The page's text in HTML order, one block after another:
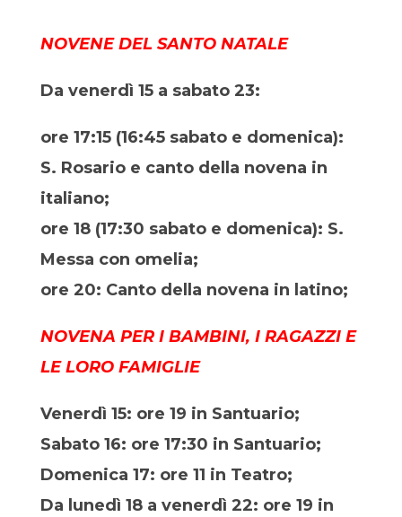
NOVENE DEL SANTO NATALE
Da venerdì 15 a sabato 23:
ore 17:15 (16:45 sabato e domenica):
S. Rosario e canto della novena in
italiano;
ore 18 (17:30 sabato e domenica): S.
Messa con omelia;
ore 20: Canto della novena in latino;
NOVENA PER I BAMBINI, I RAGAZZI E
LE LORO FAMIGLIE
Venerdì 15: ore 19 in Santuario;
Sabato 16: ore 17:30 in Santuario;
Domenica 17: ore 11 in Teatro;
Da lunedì 18 a venerdì 22: ore 19 in